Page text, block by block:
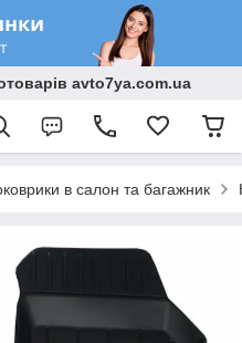
avto7ya.com.ua
в салон та багажник